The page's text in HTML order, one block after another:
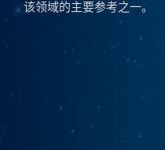
该领域的主要参考之一。